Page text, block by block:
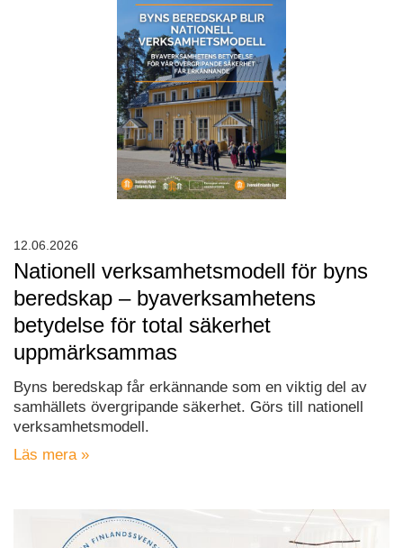
Nationell verksamhetsmodell för byns
beredskap – byaverksamhetens
betydelse för total säkerhet
uppmärksammas
Byns beredskap får erkännande som en viktig del av
samhällets övergripande säkerhet. Görs till nationell
verksamhetsmodell.
Läs mera »
12.06.2026